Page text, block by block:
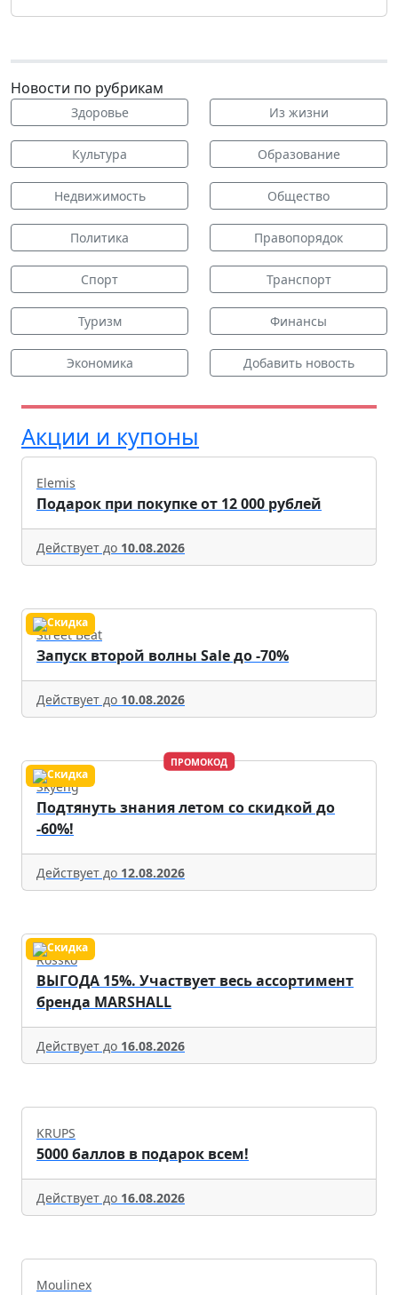
Новости по рубрикам
Здоровье Из жизни
Культура Образование
Недвижимость Общество
Политика Правопорядок
Спорт Транспорт
Туризм Финансы
Экономика Добавить новость
Акции и купоны
Elemis
Подарок при покупке от 12 000 рублей
Действует до 10.08.2026
Street Beat
Запуск второй волны Sale до -70%
Действует до 10.08.2026
ПРОМОКОД
Skyeng
Подтянуть знания летом со скидкой до
-60%!
Действует до 12.08.2026
Rossko
ВЫГОДА 15%. Участвует весь ассортимент
бренда MARSHALL
Действует до 16.08.2026
KRUPS
5000 баллов в подарок всем!
Действует до 16.08.2026
Moulinex